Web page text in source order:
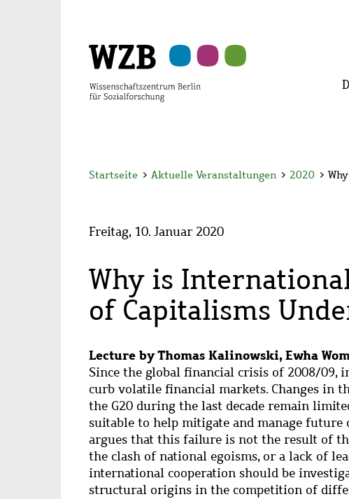
Startseite > Aktuelle Veranstaltungen > 2020 >
Freitag, 10. Januar 2020
Why is
of Capitalisms
Lecture by Thomas Kalinowski, Ewha
Since the global financial crisis of 2008/09,
curb volatile financial markets. Changes in
the G20 during the last decade remain
suitable to help mitigate and manage future
argues that this failure is not the result of
the clash of national egoisms, or a lack of
international cooperation should be
structural origins in the competition of